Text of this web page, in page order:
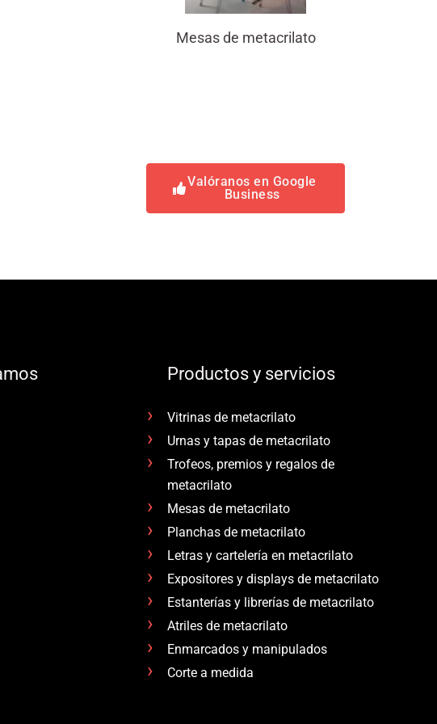
Mesas de metacrilato
Valóranos en Google
Business
Productos y servicios
Vitrinas de metacrilato
Urnas y tapas de metacrilato
Trofeos, premios y regalos de
metacrilato
Mesas de metacrilato
Planchas de metacrilato
Letras y cartelería en metacrilato
Expositores y displays de metacrilato
Estanterías y librerías de metacrilato
Atriles de metacrilato
Enmarcados y manipulados
Corte a medida